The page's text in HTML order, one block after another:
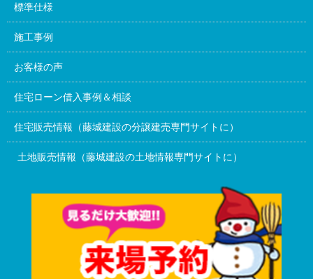
標準仕様
施工事例
お客様の声
住宅ローン借入事例＆相談
住宅販売情報（藤城建設の分譲建売専門サイトに）
土地販売情報（藤城建設の土地情報専門サイトに）